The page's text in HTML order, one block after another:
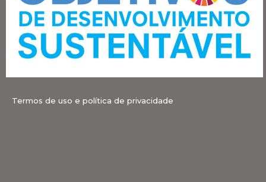
Termos de uso e política de privacidade